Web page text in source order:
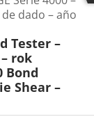
dado – año
Tester –
rok
Bond
Shear –